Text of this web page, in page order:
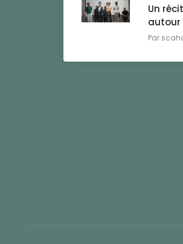
Un
autour
Par